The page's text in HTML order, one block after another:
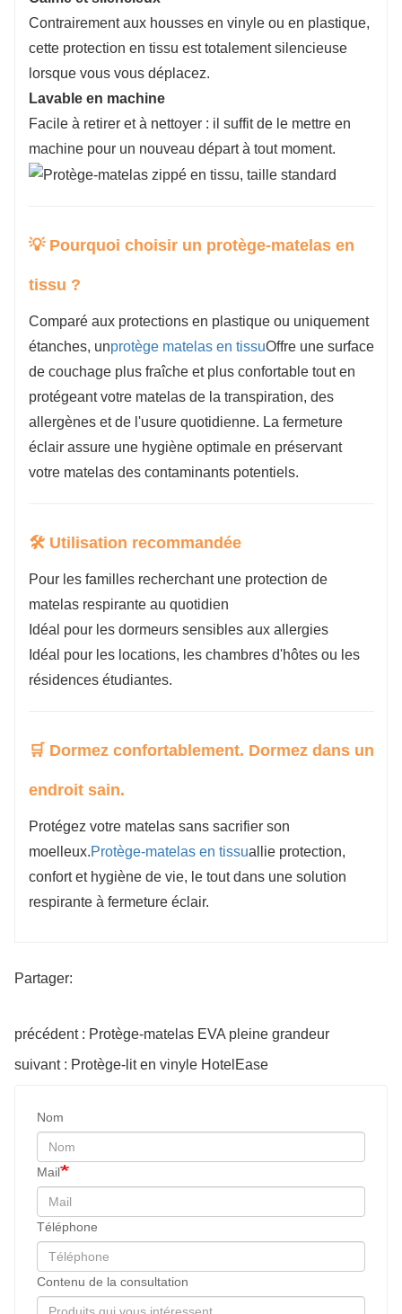
Contrairement aux housses en vinyle ou en plastique,
cette protection en tissu est totalement silencieuse
lorsque vous vous déplacez.
Lavable en machine
Facile à retirer et à nettoyer : il suffit de le mettre en
machine pour un nouveau départ à tout moment.
💡 Pourquoi choisir un protège-matelas en
tissu ?
Comparé aux protections en plastique ou uniquement
étanches, unprotège matelas en tissuOffre une surface
de couchage plus fraîche et plus confortable tout en
protégeant votre matelas de la transpiration, des
allergènes et de l'usure quotidienne. La fermeture
éclair assure une hygiène optimale en préservant
votre matelas des contaminants potentiels.
🛠 Utilisation recommandée
Pour les familles recherchant une protection de
matelas respirante au quotidien
Idéal pour les dormeurs sensibles aux allergies
Idéal pour les locations, les chambres d'hôtes ou les
résidences étudiantes.
🛒 Dormez confortablement. Dormez dans un
endroit sain.
Protégez votre matelas sans sacrifier son
moelleux.Protège-matelas en tissuallie protection,
confort et hygiène de vie, le tout dans une solution
respirante à fermeture éclair.
Partager:
précédent : Protège-matelas EVA pleine grandeur
suivant : Protège-lit en vinyle HotelEase
Nom
Mail
Téléphone
Contenu de la consultation